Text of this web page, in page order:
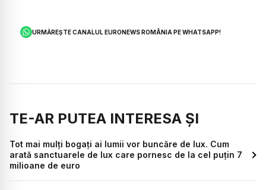
URMĂREȘTE CANALUL EURONEWS ROMÂNIA PE WHATSAPP!
TE-AR PUTEA INTERESA ȘI
Tot mai mulți bogați ai lumii vor buncăre de lux. Cum
arată sanctuarele de lux care pornesc de la cel puțin 7
milioane de euro